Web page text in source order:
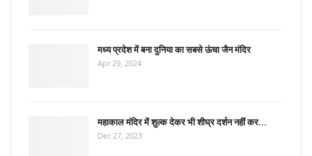
मध्य प्रदेश में बना दुनिया का सबसे ऊंचा जैन मंदिर
Apr 29, 2024
महाकाल मंदिर में शुल्क देकर भी शीघ्र दर्शन नहीं कर…
Dec 27, 2023